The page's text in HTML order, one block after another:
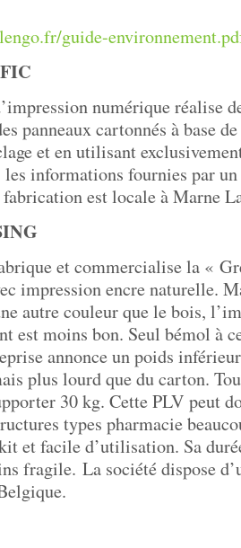
guide-
numérique réalise
panneaux cartonnés à base
et en utilisant
les informations fournies par
est locale à Marne
et commercialise la «
impression encre naturelle.
autre couleur que le bois,
est moins bon. Seul bémol à
annonce un poids
plus lourd que du carton.
30 kg. Cette PLV peut
types pharmacie
et facile d’utilisation. Sa
fragile. La société dispose